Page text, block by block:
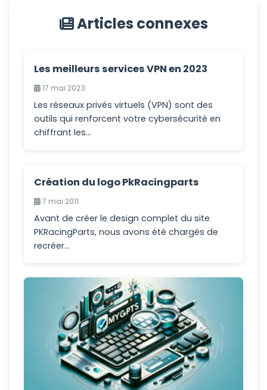
Articles connexes
Les meilleurs services VPN en 2023
17 mai 2023
Les réseaux privés virtuels (VPN) sont des
outils qui renforcent votre cybersécurité en
chiffrant les...
Création du logo PkRacingparts
7 mai 2011
Avant de créer le design complet du site
PKRacingParts, nous avons été chargés de
recréer...